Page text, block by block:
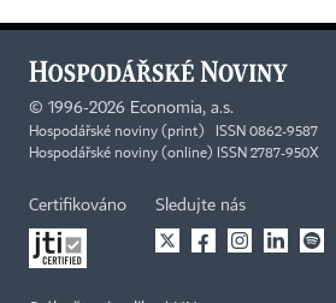
© 1996-2026 Economia, a.s.
Hospodářské noviny (print) ISSN 0862-9587
Hospodářské noviny (online) ISSN 2787-950X
Certifikováno Sledujte nás